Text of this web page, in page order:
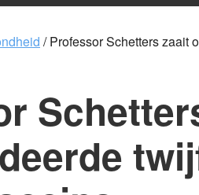
/Professor Schetters zaait